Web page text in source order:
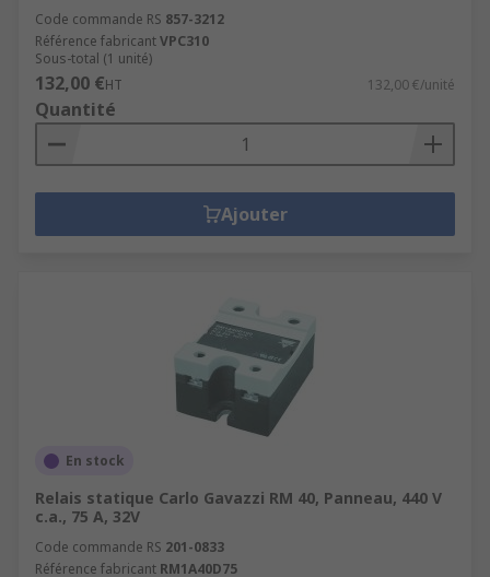
Code commande RS 857-3212
Référence fabricantVPC310
Sous-total (1 unité)
132,00 €HT 132,00 €/unité
Quantité
Ajouter
En stock
Relais statique Carlo Gavazzi RM 40, Panneau, 440 V
c.a., 75 A, 32V
Code commande RS 201-0833
Référence fabricant RM1A40D75